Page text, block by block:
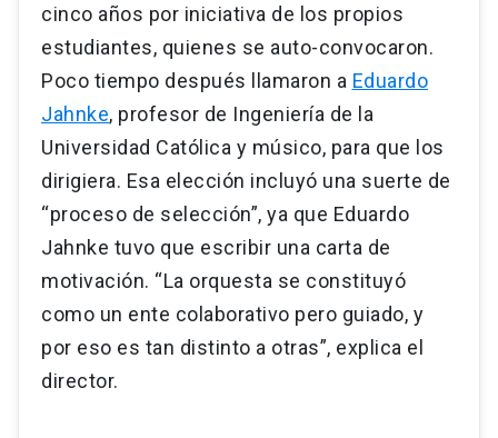
cinco años por iniciativa de los propios
estudiantes, quienes se auto-convocaron.
Poco tiempo después llamaron a Eduardo
Jahnke, profesor de Ingeniería de la
Universidad Católica y músico, para que los
dirigiera. Esa elección incluyó una suerte de
“proceso de selección”, ya que Eduardo
Jahnke tuvo que escribir una carta de
motivación. “La orquesta se constituyó
como un ente colaborativo pero guiado, y
por eso es tan distinto a otras”, explica el
director.